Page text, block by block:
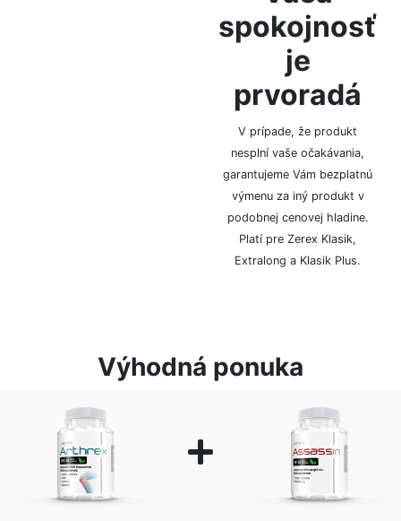
spokojnosť
je
prvoradá
V prípade, že produkt
nesplní vaše očakávania,
garantujeme Vám bezplatnú
výmenu za iný produkt v
podobnej cenovej hladine.
Platí pre Zerex Klasik,
Extralong a Klasik Plus.
Výhodná ponuka